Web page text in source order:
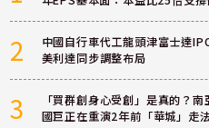
2
中國自行車代工龍頭津富士達
美利達同步調整布局
3
「買群創身心受創」是真的？
國巨正在重演2年前「華城」走